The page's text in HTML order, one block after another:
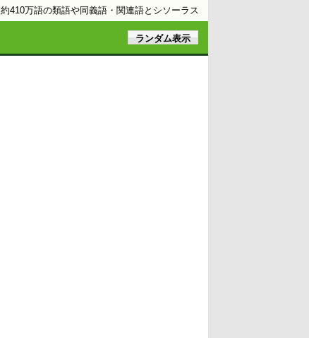
約410万語の類語や同義語・関連語とシソーラス